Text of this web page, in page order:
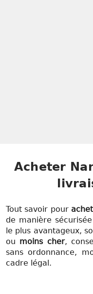
Acheter
Tout savoir pour
de manière
le plus avantageux,
ou moins cher,
sans ordonnance,
cadre légal.